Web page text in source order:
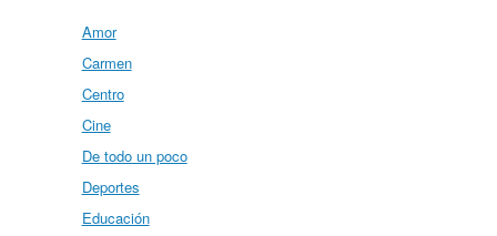
Amor
Carmen
Centro
Cine
De todo un poco
Deportes
Educación